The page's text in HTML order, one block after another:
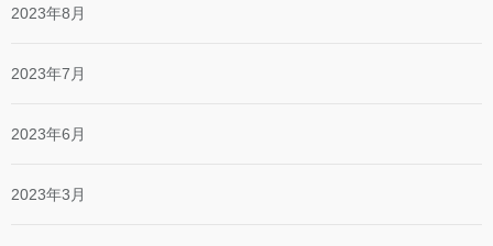
2023年8月
2023年7月
2023年6月
2023年3月